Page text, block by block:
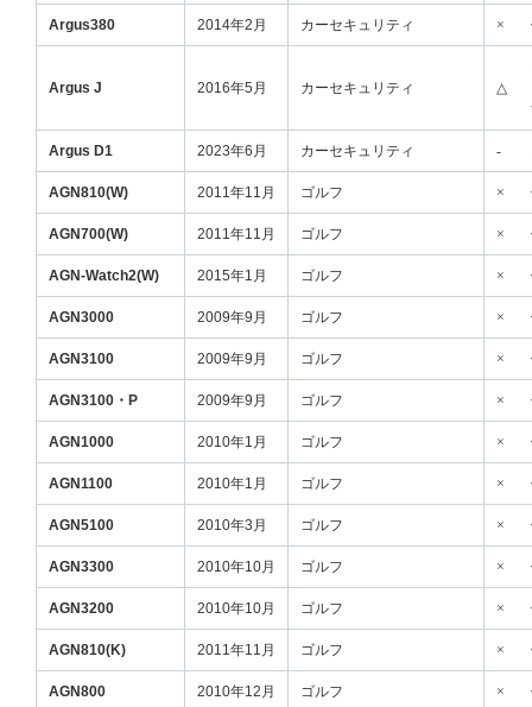
Argus380 2014年2月 カーセキュリティ ×
Argus J 2016年5月 カーセキュリティ △
Argus D1 2023年6月 カーセキュリティ -
AGN810(W) 2011年11月 ゴルフ ×
AGN700(W) 2011年11月 ゴルフ ×
AGN-Watch2(W) 2015年1月 ゴルフ ×
AGN3000 2009年9月 ゴルフ ×
AGN3100 2009年9月 ゴルフ ×
AGN3100・P 2009年9月 ゴルフ ×
AGN1000 2010年1月 ゴルフ ×
AGN1100 2010年1月 ゴルフ ×
AGN5100 2010年3月 ゴルフ ×
AGN3300 2010年10月 ゴルフ ×
AGN3200 2010年10月 ゴルフ ×
AGN810(K) 2011年11月 ゴルフ ×
AGN800 2010年12月 ゴルフ ×